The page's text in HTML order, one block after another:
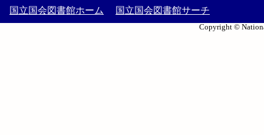
国立国会図書館ホーム 国立国会図書館サーチ
Copyright ©